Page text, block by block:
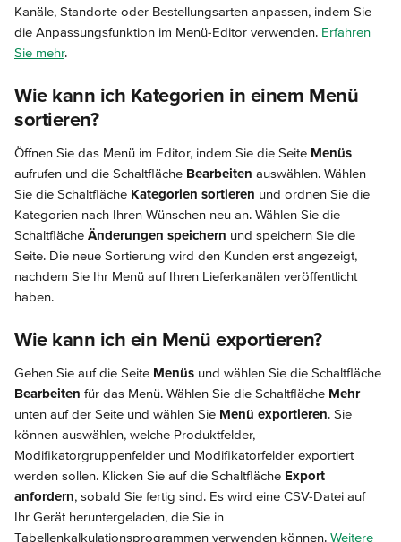
Kanäle, Standorte oder Bestellungsarten anpassen, indem Sie
die Anpassungsfunktion im Menü-Editor verwenden. Erfahren
Sie mehr.
Wie kann ich Kategorien in einem Menü
sortieren?
Öffnen Sie das Menü im Editor, indem Sie die Seite Menüs
aufrufen und die Schaltfläche Bearbeiten auswählen. Wählen
Sie die Schaltfläche Kategorien sortieren und ordnen Sie die
Kategorien nach Ihren Wünschen neu an. Wählen Sie die
Schaltfläche Änderungen speichern und speichern Sie die
Seite. Die neue Sortierung wird den Kunden erst angezeigt,
nachdem Sie Ihr Menü auf Ihren Lieferkanälen veröffentlicht
haben.
Wie kann ich ein Menü exportieren?
Gehen Sie auf die Seite Menüs und wählen Sie die Schaltfläche
Bearbeiten für das Menü. Wählen Sie die Schaltfläche Mehr
unten auf der Seite und wählen Sie Menü exportieren. Sie
können auswählen, welche Produktfelder,
Modifikatorgruppenfelder und Modifikatorfelder exportiert
werden sollen. Klicken Sie auf die Schaltfläche Export
anfordern, sobald Sie fertig sind. Es wird eine CSV-Datei auf
Ihr Gerät heruntergeladen, die Sie in
Tabellenkalkulationsprogrammen verwenden können. Weitere